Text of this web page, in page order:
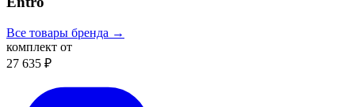
Все товары бренда →
комплект от
27 635 ₽